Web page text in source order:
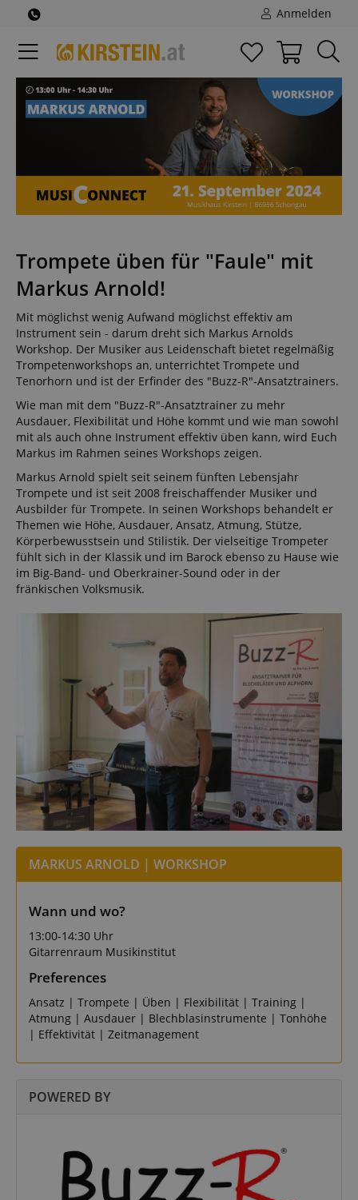
Anmelden
Trompete üben für "Faule" mit
Markus Arnold!
Mit möglichst wenig Aufwand möglichst effektiv am
Instrument sein - darum dreht sich Markus Arnolds
Workshop. Der Musiker aus Leidenschaft bietet regelmäßig
Trompetenworkshops an, unterrichtet Trompete und
Tenorhorn und ist der Erfinder des "Buzz-R"-Ansatztrainers.
Wie man mit dem "Buzz-R"-Ansatztrainer zu mehr
Ausdauer, Flexibilität und Höhe kommt und wie man sowohl
mit als auch ohne Instrument effektiv üben kann, wird Euch
Markus im Rahmen seines Workshops zeigen.
Markus Arnold spielt seit seinem fünften Lebensjahr
Trompete und ist seit 2008 freischaffender Musiker und
Ausbilder für Trompete. In seinen Workshops behandelt er
Themen wie Höhe, Ausdauer, Ansatz, Atmung, Stütze,
Körperbewusstsein und Stilistik. Der vielseitige Trompeter
fühlt sich in der Klassik und im Barock ebenso zu Hause wie
im Big-Band- und Oberkrainer-Sound oder in der
fränkischen Volksmusik.
MARKUS ARNOLD | WORKSHOP
Wann und wo?
13:00-14:30 Uhr
Gitarrenraum Musikinstitut
Preferences
Ansatz | Trompete | Üben | Flexibilität | Training |
Atmung | Ausdauer | Blechblasinstrumente | Tonhöhe
| Effektivität | Zeitmanagement
POWERED BY